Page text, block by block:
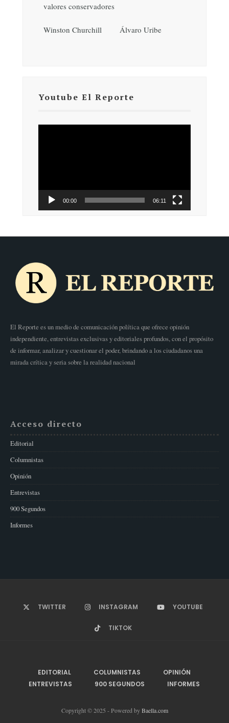
valores conservadores
Winston Churchill Álvaro Uribe
Youtube El Reporte
00:00 06:11
El Reporte es un medio de comunicación política que ofrece opinión
independiente, entrevistas exclusivas y editoriales profundos, con el propósito
de informar, analizar y cuestionar el poder, brindando a los ciudadanos una
mirada crítica y seria sobre la realidad nacional
Acceso directo
Editorial
Columnistas
Opinión
Entrevistas
900 Segundos
Informes
TWITTER INSTAGRAM YOUTUBE
TIKTOK
EDITORIAL COLUMNISTAS
OPINIÓN
ENTREVISTAS
900 SEGUNDOS INFORMES
Copyright © 2025 - Powered byBaella.com